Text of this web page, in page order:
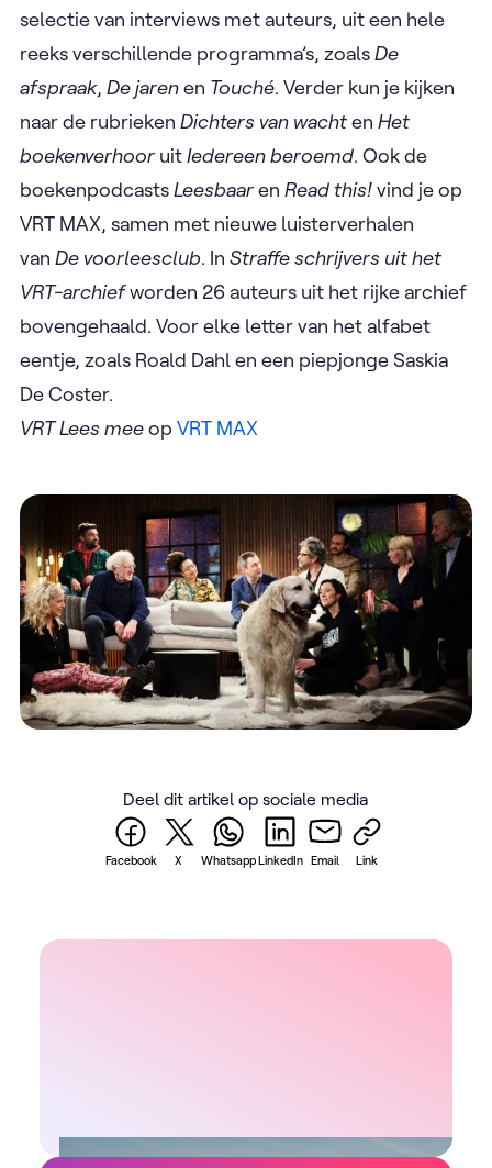
selectie van interviews met auteurs, uit een hele
reeks verschillende programma’s, zoalsDe
afspraak, De jarenen Touché. Verder kun je kijken
naar de rubrieken Dichters van wachten Het
boekenverhoor uitIedereen beroemd. Ook de
boekenpodcastsLeesbaaren Read this!vind je op
VRT MAX, samen met nieuwe luisterverhalen
van De voorleesclub. In Straffe schrijvers uit het
VRT-archiefworden 26 auteurs uit het rijke archief
bovengehaald. Voor elke letter van het alfabet
eentje, zoals Roald Dahl en een piepjonge Saskia
De Coster.
VRT Lees meeop VRT MAX
Deel dit artikel op sociale media
Facebook X WhatsappLinkedIn Email Link